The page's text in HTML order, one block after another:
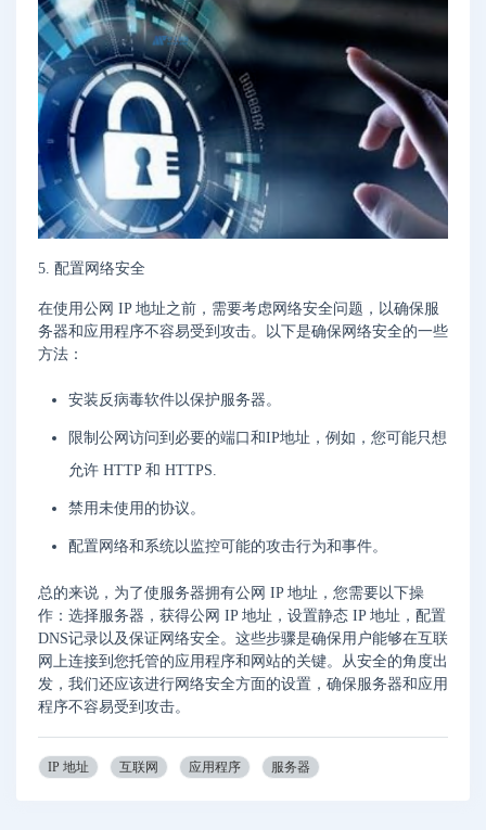
5. 配置网络安全
在使用公网 IP 地址之前，需要考虑网络安全问题，以确保服
务器和应用程序不容易受到攻击。以下是确保网络安全的一些
方法：
安装反病毒软件以保护服务器。
限制公网访问到必要的端口和IP地址，例如，您可能只想
允许 HTTP 和 HTTPS.
禁用未使用的协议。
配置网络和系统以监控可能的攻击行为和事件。
总的来说，为了使服务器拥有公网 IP 地址，您需要以下操
作：选择服务器，获得公网 IP 地址，设置静态 IP 地址，配置
DNS记录以及保证网络安全。这些步骤是确保用户能够在互联
网上连接到您托管的应用程序和网站的关键。从安全的角度出
发，我们还应该进行网络安全方面的设置，确保服务器和应用
程序不容易受到攻击。
IP 地址 互联网 应用程序 服务器